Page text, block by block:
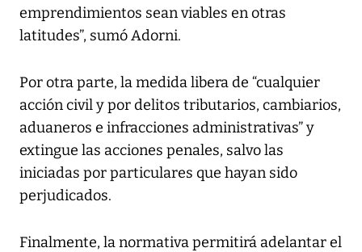
emprendimientos sean viables en otras
latitudes”, sumó Adorni.
Por otra parte, la medida libera de “cualquier
acción civil y por delitos tributarios, cambiarios,
aduaneros e infracciones administrativas” y
extingue las acciones penales, salvo las
iniciadas por particulares que hayan sido
perjudicados.
Finalmente, la normativa permitirá adelantar el